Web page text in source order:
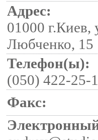
Адрес:
01000 г.Киев,
Любченко, 15
Телефон(ы):
(050) 422-25-
Факс: